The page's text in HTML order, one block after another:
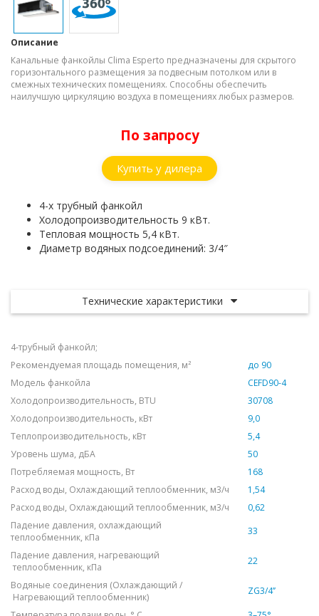
Описание
Канальные фанкойлы Clima Esperto предназначены для скрытого
горизонтального размещения за подвесным потолком или в
смежных технических помещениях. Способны обеспечить
наилучшую циркуляцию воздуха в помещениях любых размеров.
По запросу
Купить у дилера
4-х трубный фанкойл
Холодопроизводительность 9 кВт.
Тепловая мощность 5,4 кВт.
Диаметр водяных подсоединений: 3/4″
Технические характеристики
4-трубный фанкойл;
Рекомендуемая площадь помещения, м²
до 90
Модель фанкойла
CEFD90-4
Холодопроизводительность, BTU
30708
Холодопроизводительность, кВт
9,0
Теплопроизводительность, кВт
5,4
Уровень шума, дБА
50
Потребляемая мощность, Вт
168
Расход воды, Охлаждающий теплообменник, м3/ч
1,54
Расход воды, Охлаждающий теплообменник, м3/ч
0,62
Падение давления, охлаждающий
теплообменник, кПа
33
Падение давления, нагревающий
теплообменник, кПа
22
Водяные соединения (Охлаждающий /
Нагревающий теплообменник)
ZG3/4’’